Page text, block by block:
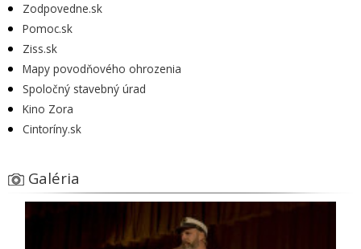
Zodpovedne.sk
Pomoc.sk
Ziss.sk
Mapy povodňového ohrozenia
Spoločný stavebný úrad
Kino Zora
Cintoríny.sk
Galéria